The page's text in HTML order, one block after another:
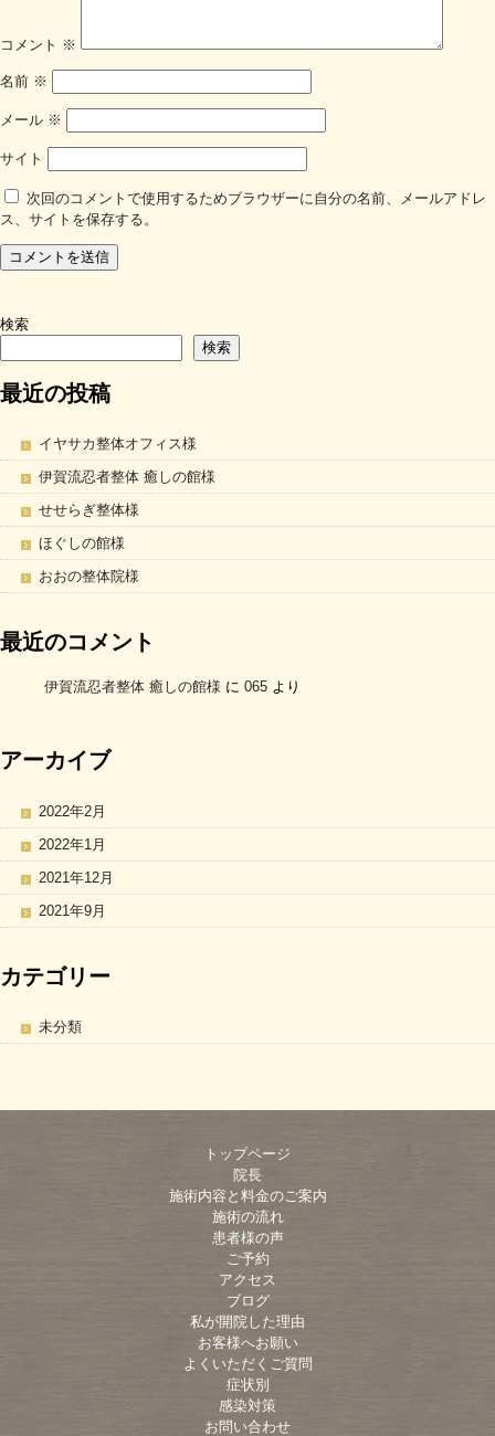
コメント ※
名前 ※
メール ※
サイト
次回のコメントで使用するためブラウザーに自分の名前、メールアドレ
ス、サイトを保存する。
検索
検索
最近の投稿
イヤサカ整体オフィス様
伊賀流忍者整体 癒しの館様
せせらぎ整体様
ほぐしの館様
おおの整体院様
最近のコメント
伊賀流忍者整体 癒しの館様 に 065 より
アーカイブ
2022年2月
2022年1月
2021年12月
2021年9月
カテゴリー
未分類
トップページ
院長
施術内容と料金のご案内
施術の流れ
患者様の声
ご予約
アクセス
ブログ
私が開院した理由
お客様へお願い
よくいただくご質問
症状別
感染対策
お問い合わせ